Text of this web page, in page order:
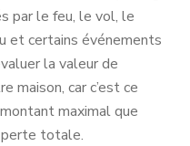
par le feu, le vol, le
et certains événements
la valeur de
maison, car c’est ce
maximal que
perte totale.